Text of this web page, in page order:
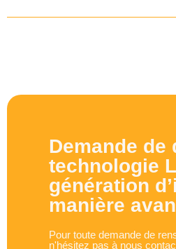
Demande de
technologie
génération
manière
Pour toute demande de
n'hésitez pas à nous